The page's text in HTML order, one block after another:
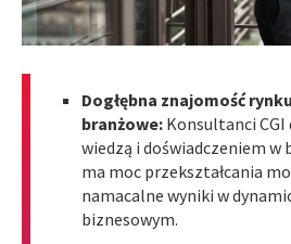
Dogłębna znajomość
branżowe: Konsultanci CGI
wiedzą i doświadczeniem w
ma moc przekształcania
namacalne wyniki w
biznesowym.